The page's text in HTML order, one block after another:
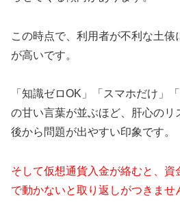
この時点で、利用者が不利な土
が高いです。
「知識ゼロOK」「スマホだけ」
の甘い言葉が並ぶほど、肝心のリ
後から問題が出やすい印象です。
そして仮想通貨入金が絡むと、資
で動かないと取り返しがつきませ